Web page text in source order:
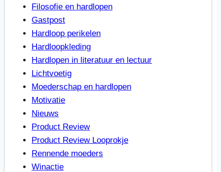
Filosofie en hardlopen
Gastpost
Hardloop perikelen
Hardloopkleding
Hardlopen in literatuur en lectuur
Lichtvoetig
Moederschap en hardlopen
Motivatie
Nieuws
Product Review
Product Review Looprokje
Rennende moeders
Winactie